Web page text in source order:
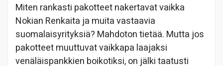
Miten rankasti pakotteet nakertavat vaikka
Nokian Renkaita ja muita vastaavia
suomalaisyrityksiä? Mahdoton tietää. Mutta jos
pakotteet muuttuvat vaikkapa laajaksi
venäläispankkien boikotiksi, on jälki taatusti